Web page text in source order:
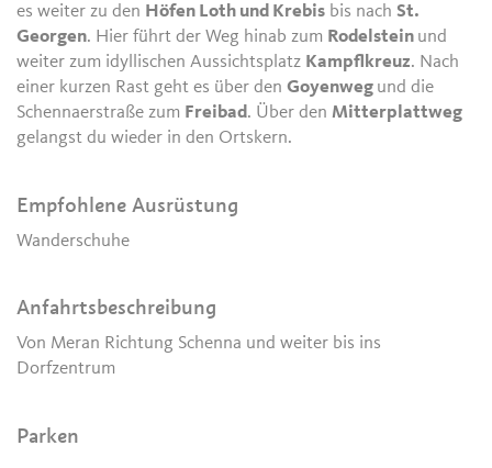
es weiter zu den Höfen Loth und Krebis bis nachSt.
Georgen. Hier führt der Weg hinab zum Rodelstein und
weiter zum idyllischen Aussichtsplatz Kampflkreuz. Nach
einer kurzen Rast geht es über denGoyenweg und die
Schennaerstraße zum Freibad. Über denMitterplattweg
gelangst du wieder in den Ortskern.
Empfohlene Ausrüstung
Wanderschuhe
Anfahrtsbeschreibung
Von Meran Richtung Schenna und weiter bis ins
Dorfzentrum
Parken